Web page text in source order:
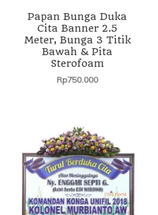
Papan Bunga Duka
Cita Banner 2.5
Meter, Bunga 3 Titik
Bawah & Pita
Sterofoam
Rp750.000